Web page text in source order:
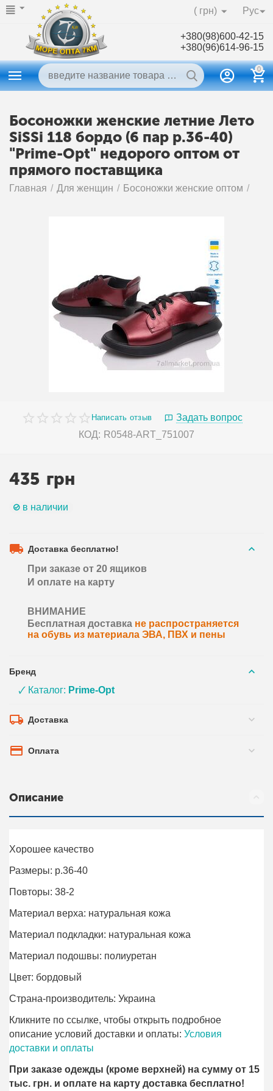
Рус
( грн)
+380(98)600-42-15
+380(96)614-96-15
0
Босоножки женские летние Лето
SiSSi 118 бордо (6 пар р.36-40)
"Prime-Opt" недорого оптом от
прямого поставщика
Главная / Для женщин / Босоножки женские оптом /
Написать отзыв
Задать вопрос
КОД: R0548-ART_751007
435 грн
в наличии
Доставка бесплатно!
При заказе от 20 ящиков
И оплате на карту
ВНИМАНИЕ
Бесплатная доставка не распространяется
на обувь из материала ЭВА, ПВХ и пены
Бренд
🗸 Каталог: Prime-Opt
Доставка
Оплата
Описание
Хорошее качество
Размеры: р.36-40
Повторы: 38-2
Материал верха: натуральная кожа
Материал подкладки: натуральная кожа
Материал подошвы: полиуретан
Цвет: бордовый
Страна-производитель: Украина
Кликните по ссылке, чтобы открыть подробное
описание условий доставки и оплаты:Условия
доставки и оплаты
При заказе одежды (кроме верхней) на сумму от 15
тыс. грн. и оплате на карту доставка бесплатно!